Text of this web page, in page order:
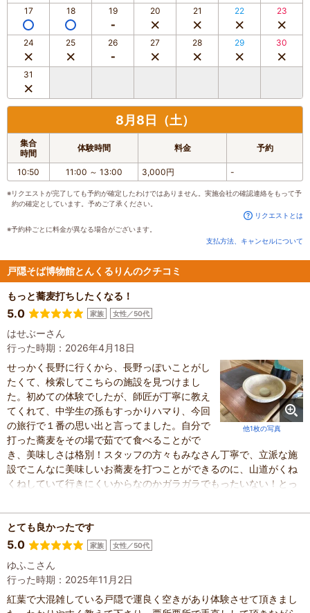
17 18 19 20 21 22 23
24 25 26 27 28 29 30
31
8月8日（土）
集合
時間
体験時間 料金 予約
10:50 11:00 ～ 13:00 3,000円 -
※リクエストが完了しても予約が確定したわけではありません。実施会社の確認連絡をもって予
約の確定としています。予めご了承ください。
リクエストとは
※予約枠ごとに料金が異なる場合がございます。
支払方法、キャンセルについて
戸隠そば博物館とんくるりんのクチコミ
もっと蕎麦打ちしたくなる！
5.0 家族 女性／50代
はせぶーさん
行った時期：2026年4月18日
他1枚の写真
せっかく長野に行くから、長野っぽいことがし
たくて、検索してこちらの施設を見つけまし
た。初めての体験でしたが、師匠が丁寧に教え
てくれて、中学生の孫もすっかりハマり、今回
の旅行で１番の思い出と言ってました。自分で
打った蕎麦をその場で茹でて食べることがで
き、美味しさは格別！スタッフの方々もみなさん丁寧で、立派な施
設でこんなに美味しいお蕎麦を打つことができるのに、山道がくね
くねしていて行きにくいからなのかガラガラでもったいない！とっ
てもらいたい！と思いました。機会があったらまた行きます。
とても良かったです
5.0 家族 女性／50代
ゆふこさん
行った時期：2025年11月2日
紅葉で大混雑している戸隠で運良く空きがあり体験させて頂きまし